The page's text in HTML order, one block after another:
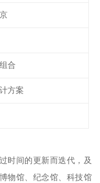
合
方案
时间的更新而迭代，及
物馆、纪念馆、科技馆